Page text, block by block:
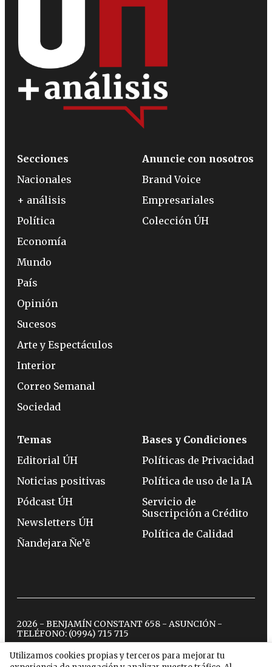
Utilizamos cookies propias y terceros para mejorar tu
Secciones
Nacionales
+ análisis
Política
Economía
Mundo
País
Opinión
Sucesos
Arte y Espectáculos
Interior
Correo Semanal
Sociedad
Anuncie con nosotros
Brand Voice
Empresariales
Colección ÚH
Temas
Editorial ÚH
Noticias positivas
Pódcast ÚH
Newsletters ÚH
Ñandejara Ñe’ẽ
Bases y Condiciones
Políticas de Privacidad
Política de uso de la IA
Servicio de
Suscripción a Crédito
Política de Calidad
2026 - BENJAMÍN CONSTANT 658 - ASUNCIÓN -
TELÉFONO: (0994) 715 715